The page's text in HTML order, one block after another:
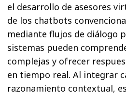
el desarrollo de asesores
de los chatbots
mediante flujos de diálogo
sistemas pueden
complejas y ofrecer
en tiempo real. Al integrar
razonamiento contextual,